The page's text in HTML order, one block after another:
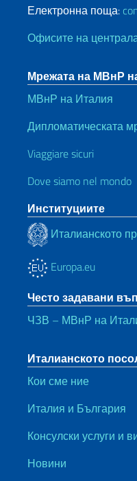
Електронна поща:
Офисите на
Мрежата на МВнР
МВнР на Италия
Дипломатическата
Viaggiare sicuri
Dove siamo nel mondo
Институциите
Италианското
Europa.eu
Често задавани
ЧЗВ – МВнР на
Италианското
Кои сме ние
Италия и България
Консулски услуги и
Новини